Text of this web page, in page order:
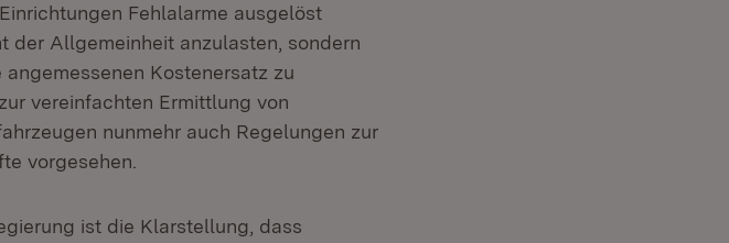
Fehlalarme ausgelöst
der Allgemeinheit anzulasten, sondern
Kostenersatz zu
vereinfachten Ermittlung von
nunmehr auch Regelungen zur
vorgesehen.
ist die Klarstellung, dass